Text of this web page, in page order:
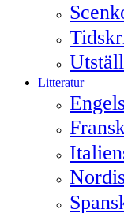
Litteratur